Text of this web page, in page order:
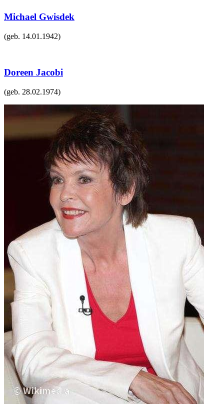
Michael Gwisdek
(geb. 14.01.1942)
Doreen Jacobi
(geb. 28.02.1974)